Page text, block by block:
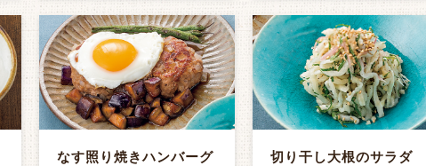
なす照り焼きハンバーグ 切り干し大根のサラダ